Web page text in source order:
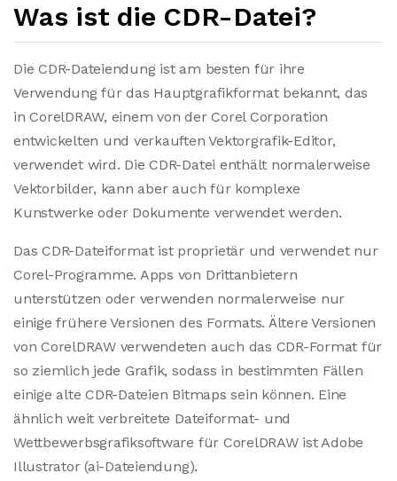
Was ist die CDR-Datei?
Die CDR-Dateiendung ist am besten für ihre
Verwendung für das Hauptgrafikformat bekannt, das
in CorelDRAW, einem von der Corel Corporation
entwickelten und verkauften Vektorgrafik-Editor,
verwendet wird. Die CDR-Datei enthält normalerweise
Vektorbilder, kann aber auch für komplexe
Kunstwerke oder Dokumente verwendet werden.
Das CDR-Dateiformat ist proprietär und verwendet nur
Corel-Programme. Apps von Drittanbietern
unterstützen oder verwenden normalerweise nur
einige frühere Versionen des Formats. Ältere Versionen
von CorelDRAW verwendeten auch das CDR-Format für
so ziemlich jede Grafik, sodass in bestimmten Fällen
einige alte CDR-Dateien Bitmaps sein können. Eine
ähnlich weit verbreitete Dateiformat- und
Wettbewerbsgrafiksoftware für CorelDRAW ist Adobe
Illustrator (ai-Dateiendung).